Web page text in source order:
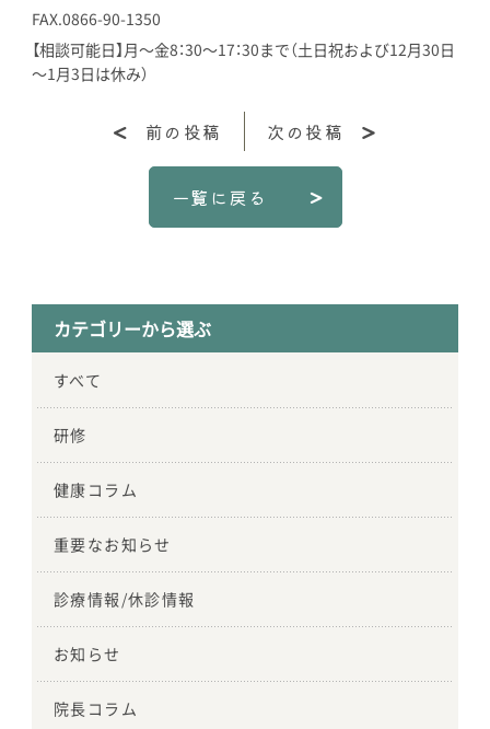
FAX.0866-90-1350
【相談可能日】月～金8：30～17：30まで（土日祝および12月30日
～1月3日は休み）
一覧に戻る
前の投稿 次の投稿
カテゴリーから選ぶ
すべて
研修
健康コラム
重要なお知らせ
診療情報/休診情報
お知らせ
院長コラム